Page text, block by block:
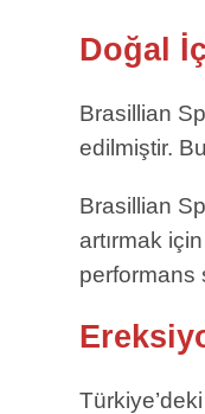
Doğal
Brasillian
edilmiştir.
Brasillian
artırmak
performans